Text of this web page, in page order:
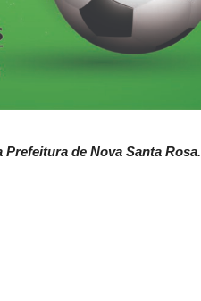
de Nova Santa Rosa.